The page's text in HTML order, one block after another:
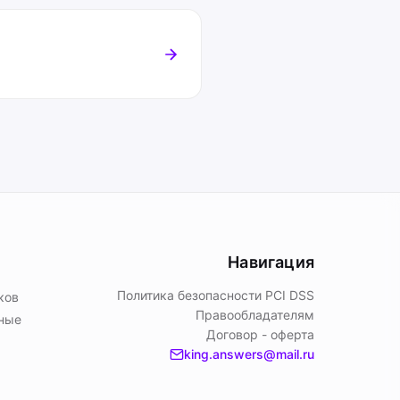
Навигация
Политика безопасности PСI DSS
Правообладателям
Договор - оферта
king.answers@mail.ru